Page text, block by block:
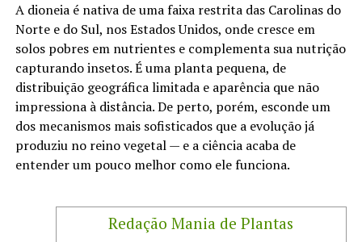
A dioneia é nativa de uma faixa restrita das Carolinas do
Norte e do Sul, nos Estados Unidos, onde cresce em
solos pobres em nutrientes e complementa sua nutrição
capturando insetos. É uma planta pequena, de
distribuição geográfica limitada e aparência que não
impressiona à distância. De perto, porém, esconde um
dos mecanismos mais sofisticados que a evolução já
produziu no reino vegetal — e a ciência acaba de
entender um pouco melhor como ele funciona.
Redação Mania de Plantas